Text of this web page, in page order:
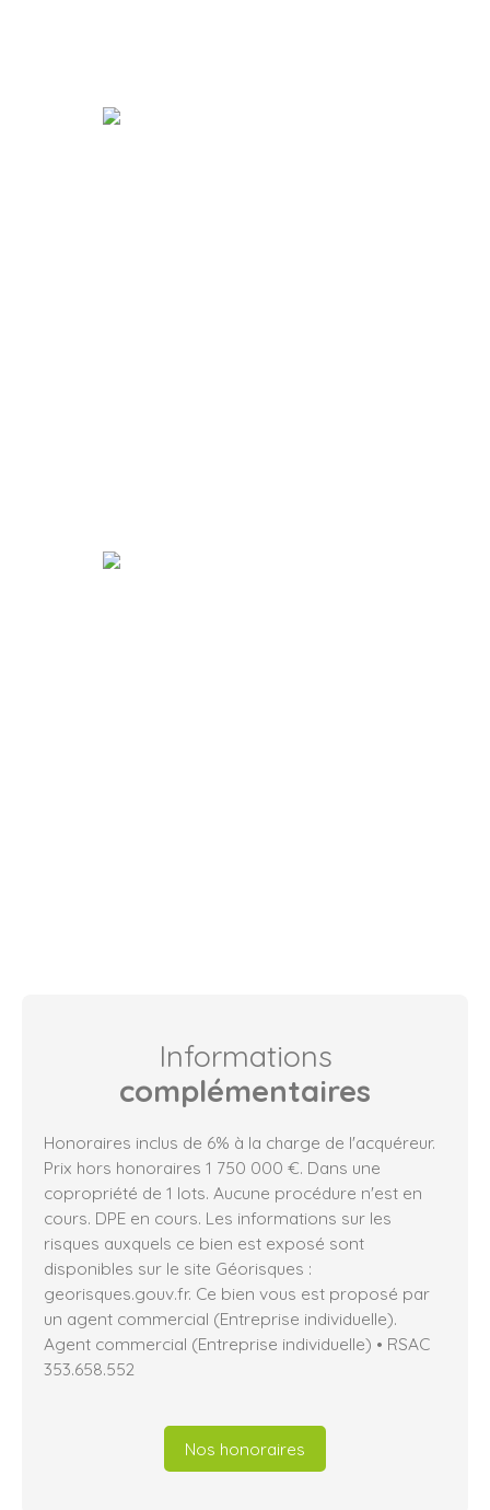
Informations
complémentaires
Honoraires inclus de 6% à la charge de l'acquéreur.
Prix hors honoraires 1 750 000 €. Dans une
copropriété de 1 lots. Aucune procédure n'est en
cours. DPE en cours. Les informations sur les
risques auxquels ce bien est exposé sont
disponibles sur le site Géorisques :
georisques.gouv.fr. Ce bien vous est proposé par
un agent commercial (Entreprise individuelle).
Agent commercial (Entreprise individuelle) • RSAC
353.658.552
Nos honoraires